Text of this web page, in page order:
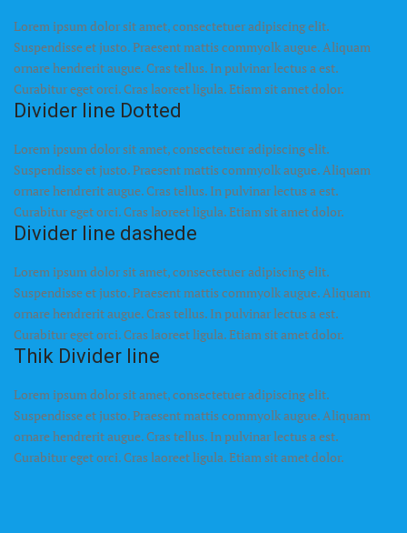
Lorem ipsum dolor sit amet, consectetuer adipiscing elit.
Suspendisse et justo. Praesent mattis commyolk augue. Aliquam
ornare hendrerit augue. Cras tellus. In pulvinar lectus a est.
Curabitur eget orci. Cras laoreet ligula. Etiam sit amet dolor.
Divider line Dotted
Lorem ipsum dolor sit amet, consectetuer adipiscing elit.
Suspendisse et justo. Praesent mattis commyolk augue. Aliquam
ornare hendrerit augue. Cras tellus. In pulvinar lectus a est.
Curabitur eget orci. Cras laoreet ligula. Etiam sit amet dolor.
Divider line dashede
Lorem ipsum dolor sit amet, consectetuer adipiscing elit.
Suspendisse et justo. Praesent mattis commyolk augue. Aliquam
ornare hendrerit augue. Cras tellus. In pulvinar lectus a est.
Curabitur eget orci. Cras laoreet ligula. Etiam sit amet dolor.
Thik Divider line
Lorem ipsum dolor sit amet, consectetuer adipiscing elit.
Suspendisse et justo. Praesent mattis commyolk augue. Aliquam
ornare hendrerit augue. Cras tellus. In pulvinar lectus a est.
Curabitur eget orci. Cras laoreet ligula. Etiam sit amet dolor.